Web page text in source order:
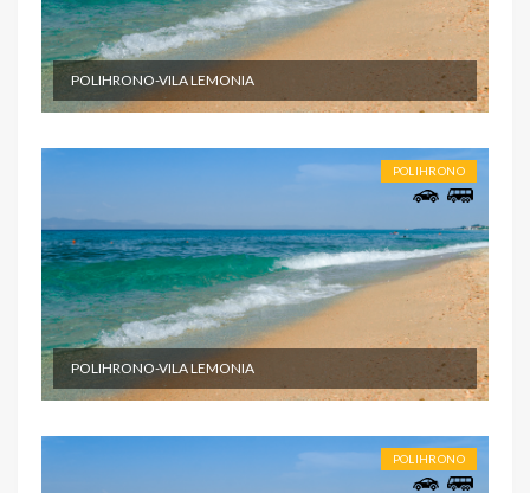
POLIHRONO-VILA LEMONIA
POLIHRONO
POLIHRONO-VILA LEMONIA
POLIHRONO